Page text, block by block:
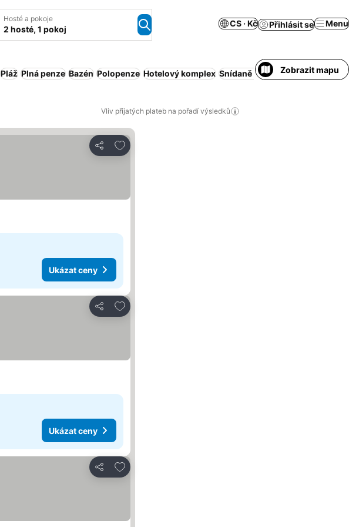
Hosté a pokoje
2 hosté, 1 pokoj
CS · Kč Přihlásit se Menu
Pláž Plná penze Bazén Polopenze Hotelový komplex Snídaně v ceně rodiny
Zobrazit mapu
Vliv přijatých plateb na pořadí výsledků
Sdílet
Přidat na seznam oblíbených hotelů
Ukázat ceny
Sdílet
Přidat na seznam oblíbených hotelů
Ukázat ceny
Sdílet
Přidat na seznam oblíbených hotelů